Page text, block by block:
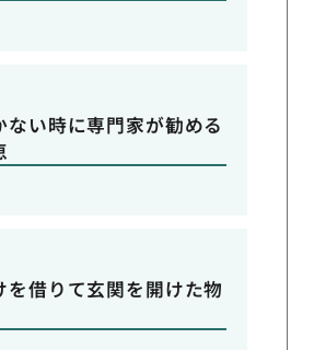
ない時に専門家が勧める
を借りて玄関を開けた物